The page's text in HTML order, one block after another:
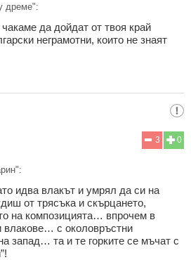
дpeмe":
да дойдат от твоя край
неграмотни, които не знаят
0
3
идва влакът и умрял да си на
от трясъка и скърцането,
на композицията… впрочем в
влакове… с околовръстни
запад… та и те горките се мъчат с